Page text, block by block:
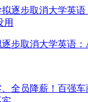
步取消大学英语